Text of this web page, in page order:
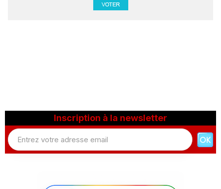
Inscription à la newsletter